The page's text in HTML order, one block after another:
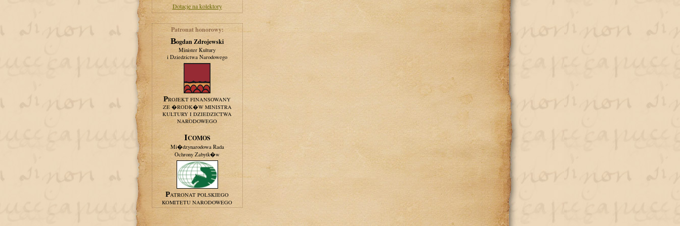
Dotacje na kolektory
Patronat honorowy:
Bogdan Zdrojewski
Minister Kultury
i Dziedzictwa Narodowego
PROJEKT FINANSOWANY
ZE �RODK�W MINISTRA
KULTURY I DZIEDZICTWA
NARODOWEGO
ICOMOS
Mi�dzynarodowa Rada
Ochrony Zabytk�w
PATRONAT POLSKIEGO
KOMITETU NARODOWEGO